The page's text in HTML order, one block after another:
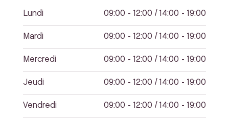
Lundi 09:00 - 12:00 / 14:00 - 19:00
Mardi 09:00 - 12:00 / 14:00 - 19:00
Mercredi 09:00 - 12:00 / 14:00 - 19:00
Jeudi 09:00 - 12:00 / 14:00 - 19:00
Vendredi 09:00 - 12:00 / 14:00 - 19:00